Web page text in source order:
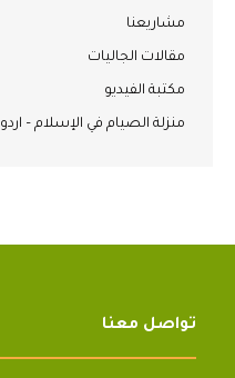
مشاريعنا
مقالات الجاليات
مكتبة الفيديو
منزلة الصيام في الإسلام – اردو
تواصل معنا